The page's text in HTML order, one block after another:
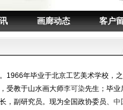
画廊动态 客户
1966年毕业于北京工艺美术学校，
受教于山水画大师李可染先生；毕业
，副研究员。现为全国政协委员、 中